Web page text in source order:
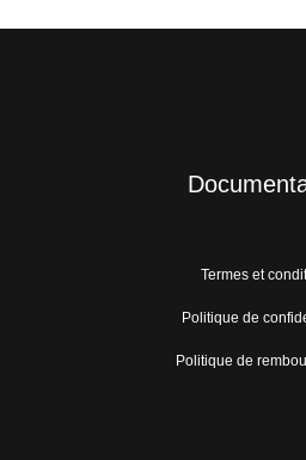
Termes et
Politique de
Politique de